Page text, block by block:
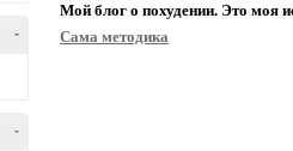
-
-
Мой блог о похудении. Это моя
Сама методика